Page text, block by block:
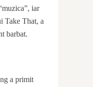
iar
Take That, a
barbat.
a primit